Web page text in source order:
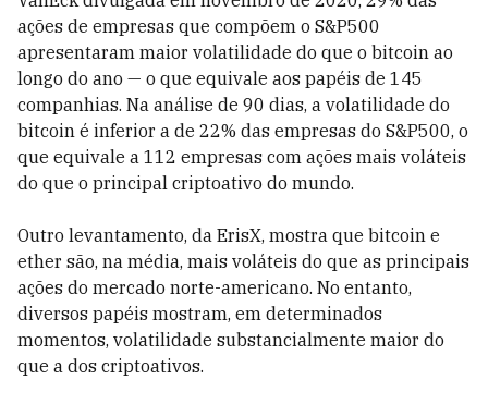
ações de empresas que compõem o S&P500
apresentaram maior volatilidade do que o bitcoin ao
longo do ano — o que equivale aos papéis de 145
companhias. Na análise de 90 dias, a volatilidade do
bitcoin é inferior a de 22% das empresas do S&P500, o
que equivale a 112 empresas com ações mais voláteis
do que o principal criptoativo do mundo.
Outro levantamento, da ErisX, mostra que bitcoin e
ether são, na média, mais voláteis do que as principais
ações do mercado norte-americano. No entanto,
diversos papéis mostram, em determinados
momentos, volatilidade substancialmente maior do
que a dos criptoativos.